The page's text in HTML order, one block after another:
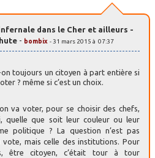
dans le Cher et ailleurs -
- bombix - 31 mars 2015 à 07:37
toujours un citoyen à part entière si
? même si c’est un choix.
va voter, pour se choisir des chefs,
quelle que soit leur couleur ou leur
politique ? La question n’est pas
vote, mais celle des institutions. Pour
être citoyen, c’était tour à tour